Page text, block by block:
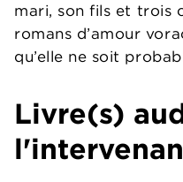
mari, son fils et trois
romans d’amour
qu’elle ne soit
Livre(s)